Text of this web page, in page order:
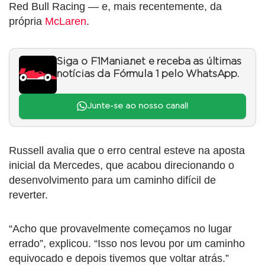
Red Bull Racing — e, mais recentemente, da
própria McLaren.
Siga o F1Mania.net e receba as últimas
notícias da Fórmula 1 pelo WhatsApp.
Junte-se ao nosso canal!
Russell avalia que o erro central esteve na aposta
inicial da Mercedes, que acabou direcionando o
desenvolvimento para um caminho difícil de
reverter.
“Acho que provavelmente começamos no lugar
errado”, explicou. “Isso nos levou por um caminho
equivocado e depois tivemos que voltar atrás.”